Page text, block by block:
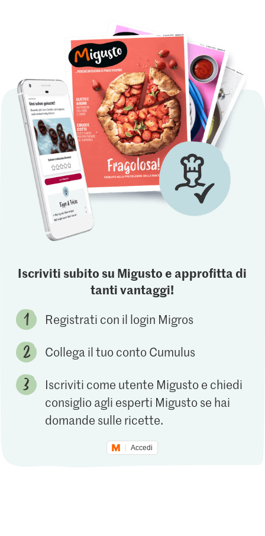
Iscriviti subito su Migusto e approfitta di
tanti vantaggi!
Registrati con il login Migros
Collega il tuo conto Cumulus
Iscriviti come utente Migusto e chiedi
consiglio agli esperti Migusto se hai
domande sulle ricette.
Accedi